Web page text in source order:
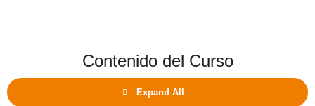
Contenido del Curso
Expand All